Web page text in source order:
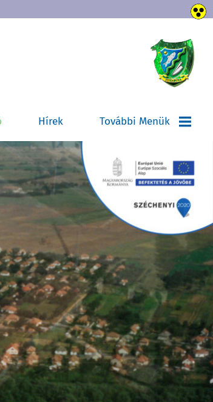
Hírek További Menük
Választások
Tiszabura Hangja
Máltai
Szeretetszolgálat
Projektek
Elérhetőségek